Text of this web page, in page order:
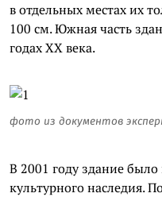
в отдельных местах их
100 см. Южная часть
годах XX века.
фото из документов
В 2001 году здание
культурного наследия.